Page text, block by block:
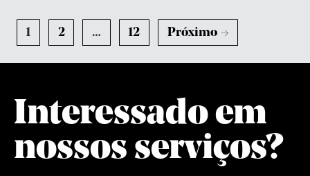
1 2 … 12 Próximo →
Interessado em
nossos serviços?